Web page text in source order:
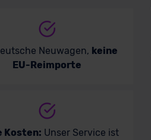
Neuwagen, keine
EU-Reimporte
Kosten: Unser Service ist